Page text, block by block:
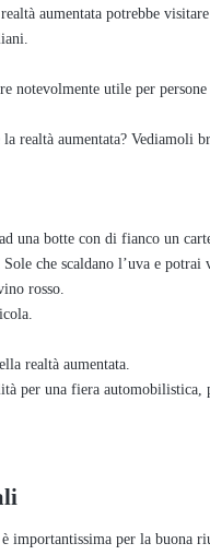
aumentata potrebbe
notevolmente utile per
realtà aumentata? Vediamoli
una botte con di fianco un
che scaldano l’uva e potrai
rosso.
realtà aumentata.
per una fiera
importantissima per la buona